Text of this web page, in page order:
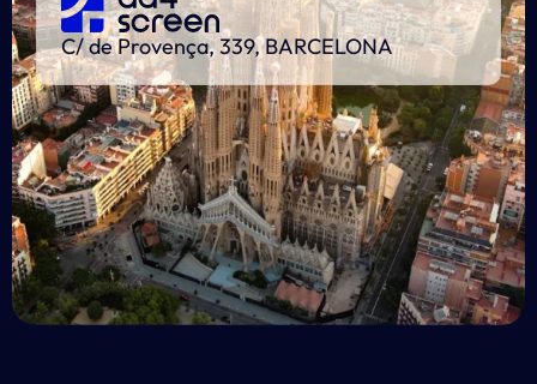
C/ de Provença, 339, BARCELONA